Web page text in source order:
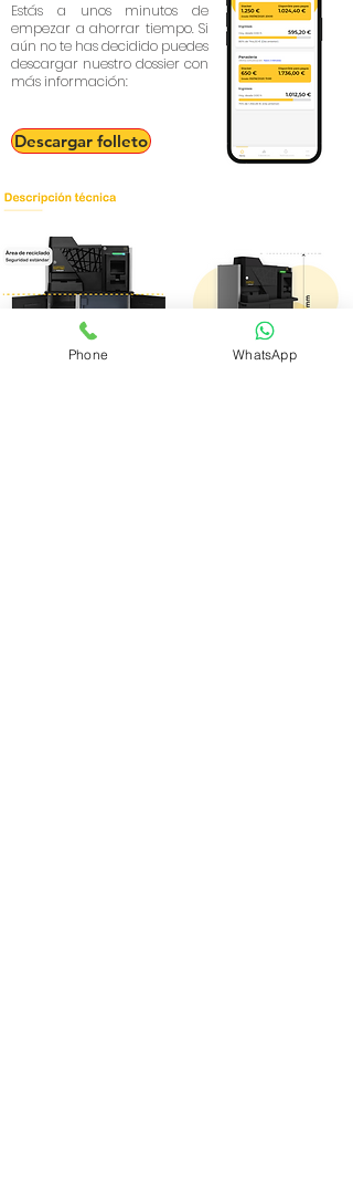
Estás a unos minutos de
empezar a ahorrar tiempo. Si
aún no te has decidido puedes
descargar nuestro dossier con
más información:
Descargar folleto
Phone WhatsApp